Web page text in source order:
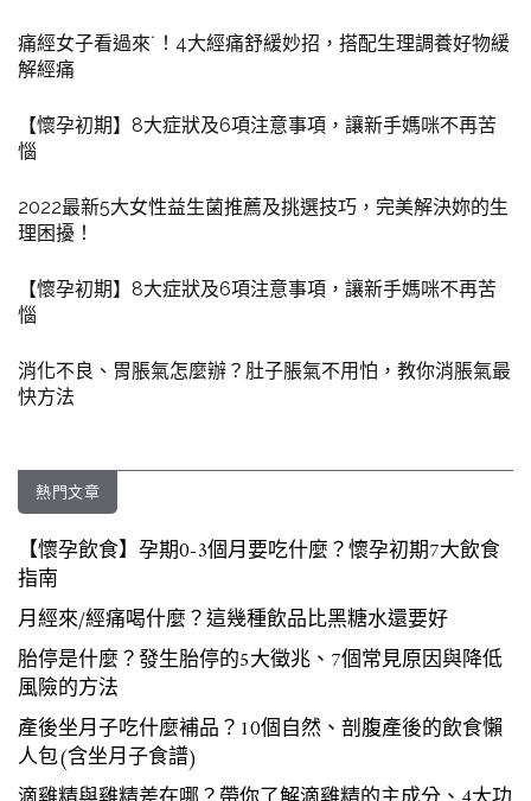
痛經女子看過來˙！4大經痛舒緩妙招，搭配生理調養好物緩
解經痛
【懷孕初期】8大症狀及6項注意事項，讓新手媽咪不再苦
惱
2022最新5大女性益生菌推薦及挑選技巧，完美解決妳的生
理困擾！
【懷孕初期】8大症狀及6項注意事項，讓新手媽咪不再苦
惱
消化不良、胃脹氣怎麼辦？肚子脹氣不用怕，教你消脹氣最
快方法
熱門文章
【懷孕飲食】孕期0-3個月要吃什麼？懷孕初期7大飲食
指南
月經來/經痛喝什麼？這幾種飲品比黑糖水還要好
胎停是什麼？發生胎停的5大徵兆、7個常見原因與降低
風險的方法
產後坐月子吃什麼補品？10個自然、剖腹產後的飲食懶
人包(含坐月子食譜)